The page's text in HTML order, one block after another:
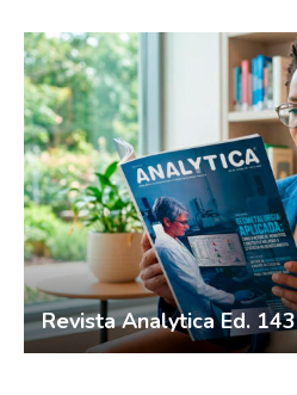
Revista Analytica Ed. 143